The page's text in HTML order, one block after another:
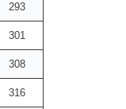
293
301
308
316